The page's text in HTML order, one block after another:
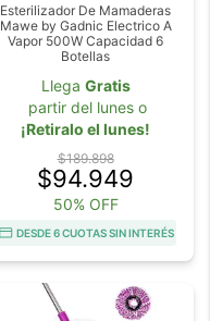
Esterilizador De Mamaderas
Mawe by Gadnic Electrico A
Vapor 500W Capacidad 6
Botellas
Llega Gratis
partir del lunes o
¡Retiralo el lunes!
$189.898
$94.949
50% OFF
DESDE 6 CUOTAS SIN INTERÉS